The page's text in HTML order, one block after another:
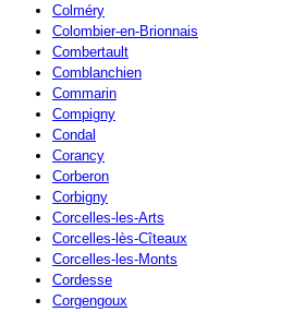
Colméry
Colombier-en-Brionnais
Combertault
Comblanchien
Commarin
Compigny
Condal
Corancy
Corberon
Corbigny
Corcelles-les-Arts
Corcelles-lès-Cîteaux
Corcelles-les-Monts
Cordesse
Corgengoux